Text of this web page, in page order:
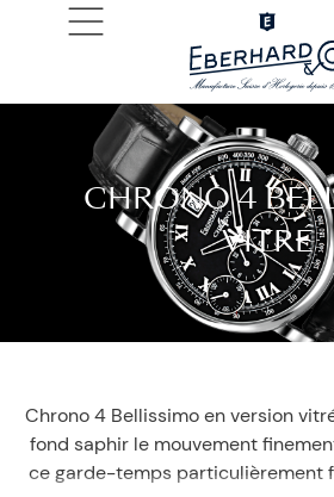
CHRONO 4
VITRÉ
Chrono 4 Bellissimo en version
fond saphir le mouvement
ce garde-temps particulièrement